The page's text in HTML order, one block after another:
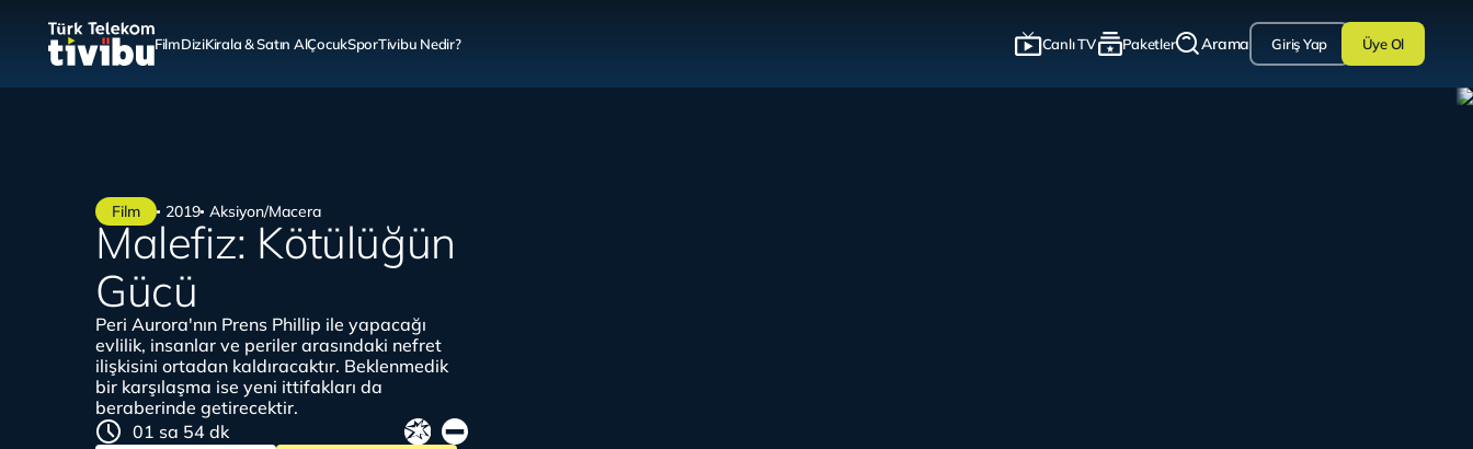
FilmDiziKirala & Satın AlÇocukSporTivibu Nedir? Canlı TV Paketler Arama Giriş Yap Üye Ol
Film 2019 Aksiyon/Macera
Malefiz: Kötülüğün
Gücü
Peri Aurora'nın Prens Phillip ile yapacağı
evlilik, insanlar ve periler arasındaki nefret
ilişkisini ortadan kaldıracaktır. Beklenmedik
bir karşılaşma ise yeni ittifakları da
beraberinde getirecektir.
01 sa 54 dk